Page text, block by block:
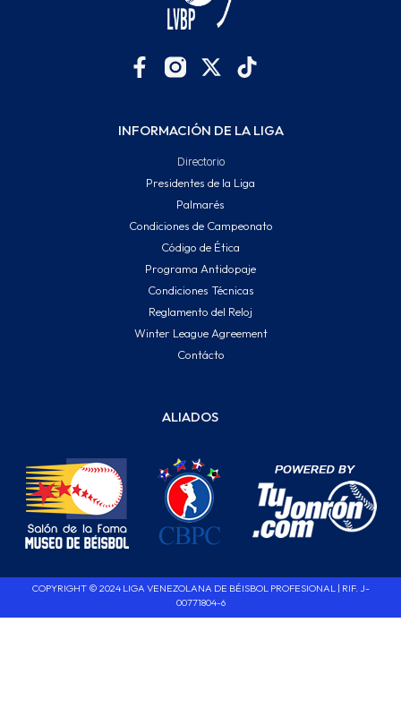
INFORMACIÓN DE LA LIGA
Directorio
Presidentes de la Liga
Palmarés
Condiciones de Campeonato
Código de Ética
Programa Antidopaje
Condiciones Técnicas
Reglamento del Reloj
Winter League Agreement
Contácto
ALIADOS
COPYRIGHT © 2024 LIGA VENEZOLANA DE BÉISBOL PROFESIONAL | RIF. J-
00771804-6